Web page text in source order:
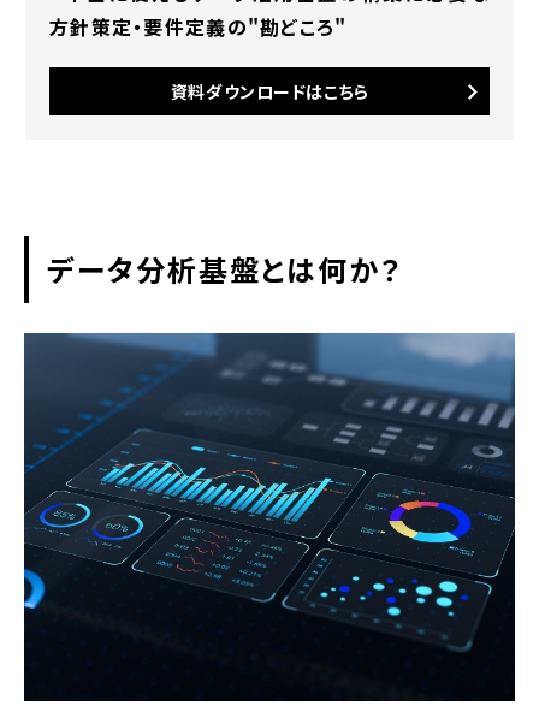
意思決定の迅速化
部門横断でのデータ活用促進
データ構造の最適化
メタデータ管理の重要性
クエリ最適化と高速化手法
データ分析基盤の導入を成功させる三つ
の要因
経営層の理解と支援
内製化とスキル育成
方針策定・要件定義の"勘どころ"
資料ダウンロードはこちら
データ分析基盤とは何か？